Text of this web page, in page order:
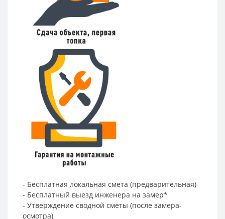
- Бесплатная локальная смета (предварительная)
- Бесплатный выезд инженера на замер*
- Утверждение сводной сметы (после замера-
осмотра)